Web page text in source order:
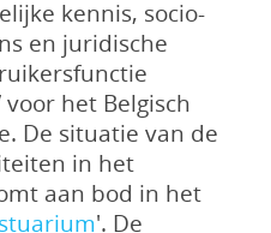
kennis, socio-
en juridische
voor het Belgisch
De situatie van de
in het
aan bod in het
'. De